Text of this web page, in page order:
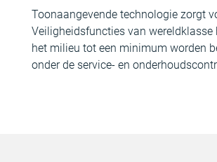
Toonaangevende technologie zorgt
Veiligheidsfuncties van
het milieu tot een minimum worden
onder de service- en